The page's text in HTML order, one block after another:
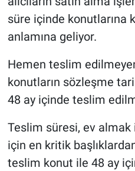
süre içinde konutlarına
anlamına geliyor.
Hemen teslim
konutların sözleşme
48 ay içinde teslim
Teslim süresi, ev
için en kritik
teslim konut ile 48 ay